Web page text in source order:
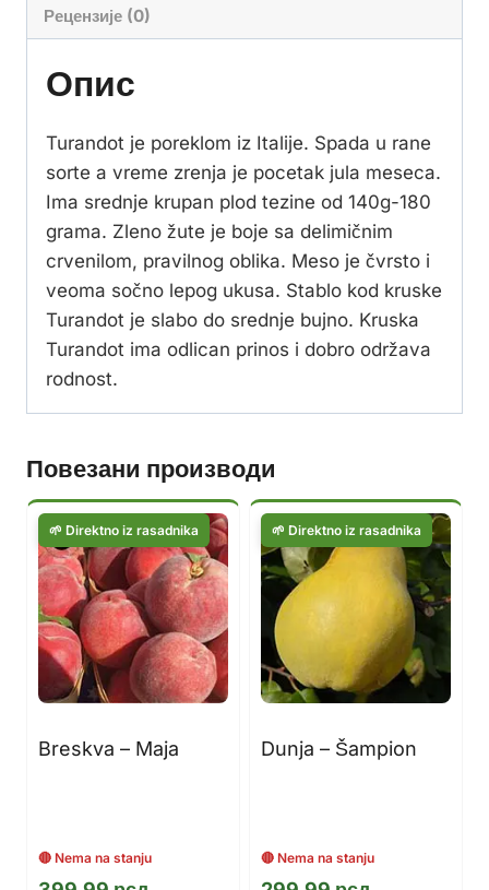
Рецензије (0)
Опис
Turandot je poreklom iz Italije. Spada u rane
sorte a vreme zrenja je pocetak jula meseca.
Ima srednje krupan plod tezine od 140g-180
grama. Zleno žute je boje sa delimičnim
crvenilom, pravilnog oblika. Meso je čvrsto i
veoma sočno lepog ukusa. Stablo kod kruske
Turandot je slabo do srednje bujno. Kruska
Turandot ima odlican prinos i dobro održava
rodnost.
Повезани производи
Breskva – Maja Dunja – Šampion